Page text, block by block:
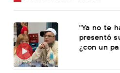
"Ya no te
presentó
¿con un